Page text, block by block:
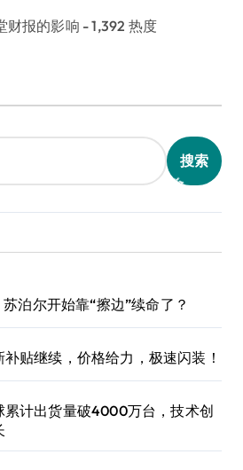
财报的影响 - 1,392 热度
搜索
泊尔开始靠“擦边”续命了？
贴继续，价格给力，极速闪装！
累计出货量破4000万台，技术创